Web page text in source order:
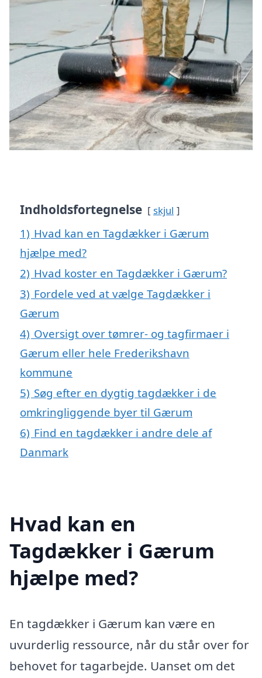
Indholdsfortegnelse skjul
1) Hvad kan en Tagdækker i Gærum
hjælpe med?
2) Hvad koster en Tagdækker i Gærum?
3) Fordele ved at vælge Tagdækker i
Gærum
4) Oversigt over tømrer- og tagfirmaer i
Gærum eller hele Frederikshavn
kommune
5) Søg efter en dygtig tagdækker i de
omkringliggende byer til Gærum
6) Find en tagdækker i andre dele af
Danmark
Hvad kan en
Tagdækker i Gærum
hjælpe med?
En tagdækker i Gærum kan være en
uvurderlig ressource, når du står over for
behovet for tagarbejde. Uanset om det